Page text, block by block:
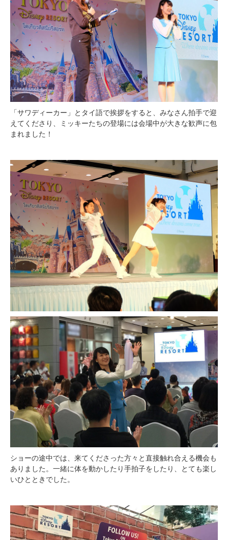
「サワディーカー」とタイ語で挨拶をすると、みなさん拍手で迎
えてくださり、ミッキーたちの登場には会場中が大きな歓声に包
まれました！
ショーの途中では、来てくださった方々と直接触れ合える機会も
ありました。一緒に体を動かしたり手拍子をしたり、とても楽し
いひとときでした。